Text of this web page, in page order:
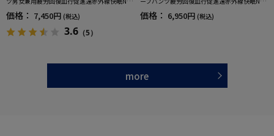
NOMIX(R)【一般医療機器】SS～LLサイズ
価格： 7,450円 (税込)
3.6 （5）
NOMIX(R)【一般医療機器】SS～LLサイズ
価格： 6,950円 (税込)
more